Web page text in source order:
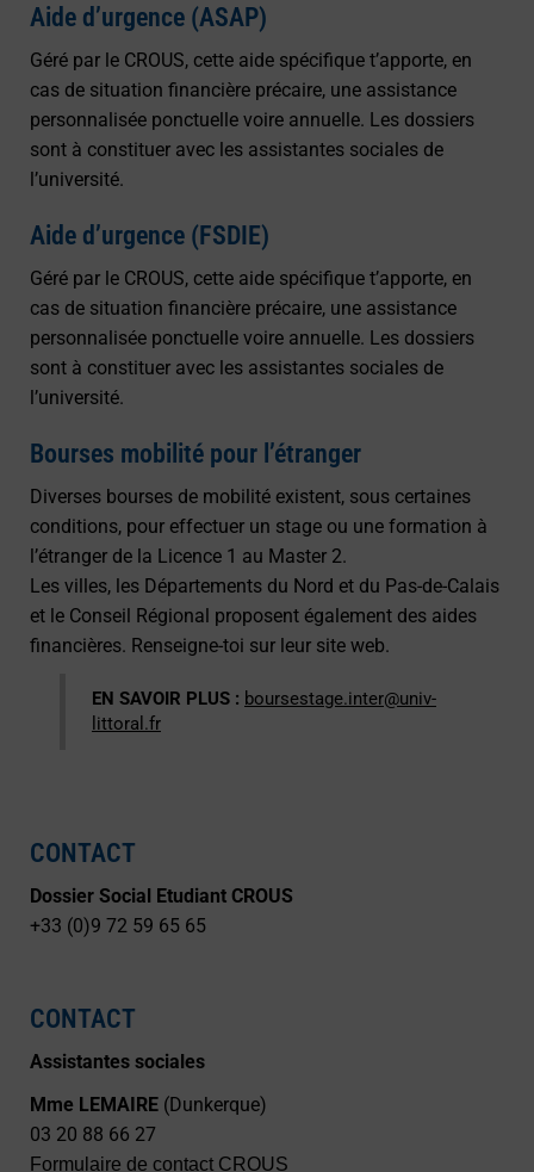
Aide d’urgence (ASAP)
Géré par le CROUS, cette aide spécifique t’apporte, en
cas de situation financière précaire, une assistance
personnalisée ponctuelle voire annuelle. Les dossiers
sont à constituer avec les assistantes sociales de
l’université.
Aide d’urgence (FSDIE)
Géré par le CROUS, cette aide spécifique t’apporte, en
cas de situation financière précaire, une assistance
personnalisée ponctuelle voire annuelle. Les dossiers
sont à constituer avec les assistantes sociales de
l’université.
Bourses mobilité pour l’étranger
Diverses bourses de mobilité existent, sous certaines
conditions, pour effectuer un stage ou une formation à
l’étranger de la Licence 1 au Master 2.
Les villes, les Départements du Nord et du Pas-de-Calais
et le Conseil Régional proposent également des aides
financières. Renseigne-toi sur leur site web.
EN SAVOIR PLUS : boursestage.inter@univ-
littoral.fr
CONTACT
Dossier Social Etudiant CROUS
+33 (0)9 72 59 65 65
CONTACT
Assistantes sociales
Mme LEMAIRE (Dunkerque)
03 20 88 66 27
Formulaire de contact CROUS